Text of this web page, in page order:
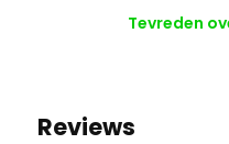
Tevreden
Reviews